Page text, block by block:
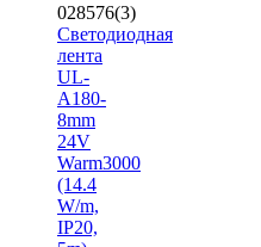
028576(3)
Светодиодная
лента
UL-
A180-
8mm
24V
Warm3000
(14.4
W/m,
IP20,